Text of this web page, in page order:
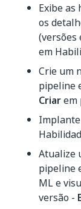
Exibe
os
(versões
em
Crie um
pipeline
Criarem
Atualize
pipeline
ML e
versão -